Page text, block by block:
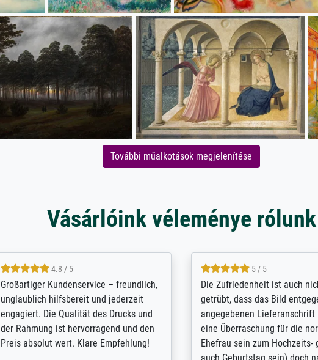
További műalkotások megjelenítése
Vásárlóink véleménye rólunk
5 / 5
Für ein Erinnerungsbuch mit der
Feldpost meines Großvaters aus dem 1.
Weltkrieg benötigte ich ein
ausdrucksvolles Bild. Das habe ich bei
Ihnen gefunden. Bei der Auswahl der
4.8 / 5
Hervorragende Qualität.
vieles anpassen lassen, wie
Randentfernung, Farbe,
Kontrast und Weiteres. Sehr
Kontaktperson per Mail. Das
Kunstdruck) wurde sehr gut